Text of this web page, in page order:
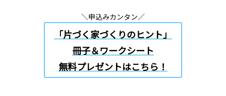
＼申込みカンタン／
「片づく家づくりのヒント」
冊子＆ワークシート
無料プレゼントはこちら！